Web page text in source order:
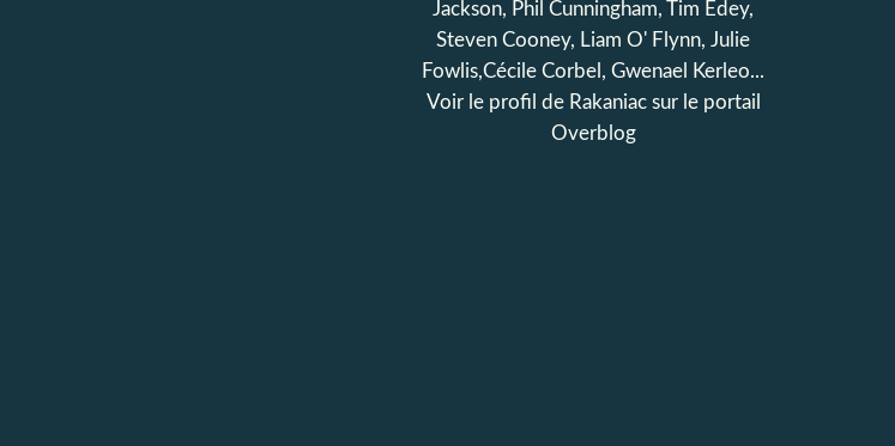
Jackson, Phil Cunningham, Tim Edey,
Steven Cooney, Liam O' Flynn, Julie
Fowlis,Cécile Corbel, Gwenael Kerleo...
Voir le profil de Rakaniacsur le portail
Overblog